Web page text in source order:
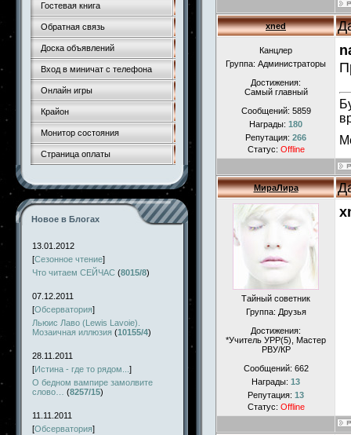
Гостевая книга
Обратная связь
Доска объявлений
Вход в миничат с телефона
Онлайн игры
Крайон
Монитор состояния
Страница оплаты
Новое в Блогах
13.01.2012
[Сезонное чтение]
Что читаем СЕЙЧАС (8015/8)
07.12.2011
[Обсерватория]
Льюис Лаво (Lewis Lavoie).
Мозаичная иллюзия (10155/4)
28.11.2011
[Истина - где то рядом... ]
О бедном вампире замолвите
слово…
(8257/15)
11.11.2011
[Обсерватория]
xned
Канцлер
Группа: Администраторы
Достижения:
Самый главный
Сообщений: 5859
Награды: 180
Репутация: 266
Статус: Offline
МираЛира
Тайный советник
Группа: Друзья
Достижения:
*Учитель УРР(5), Маcтер
РВУ/КР
Сообщений: 662
Награды: 13
Репутация: 13
Статус: Offline